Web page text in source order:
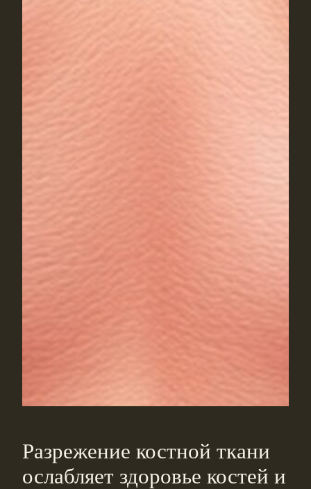
Разрежение костной ткани
ослабляет здоровье костей и